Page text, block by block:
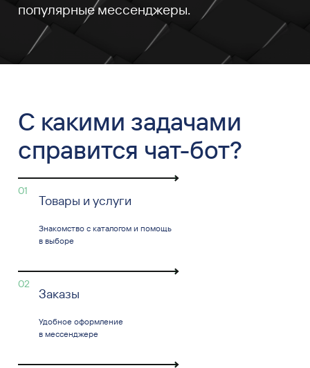
популярные мессенджеры.
С какими задачами
справится чат-бот?
01
Товары и услуги
Знакомство с каталогом и помощь
в выборе
02
Заказы
Удобное оформление
в мессенджере